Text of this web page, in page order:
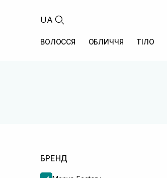
UA
ВОЛОССЯ ОБЛИЧЧЯ ТІЛО
БРЕНД